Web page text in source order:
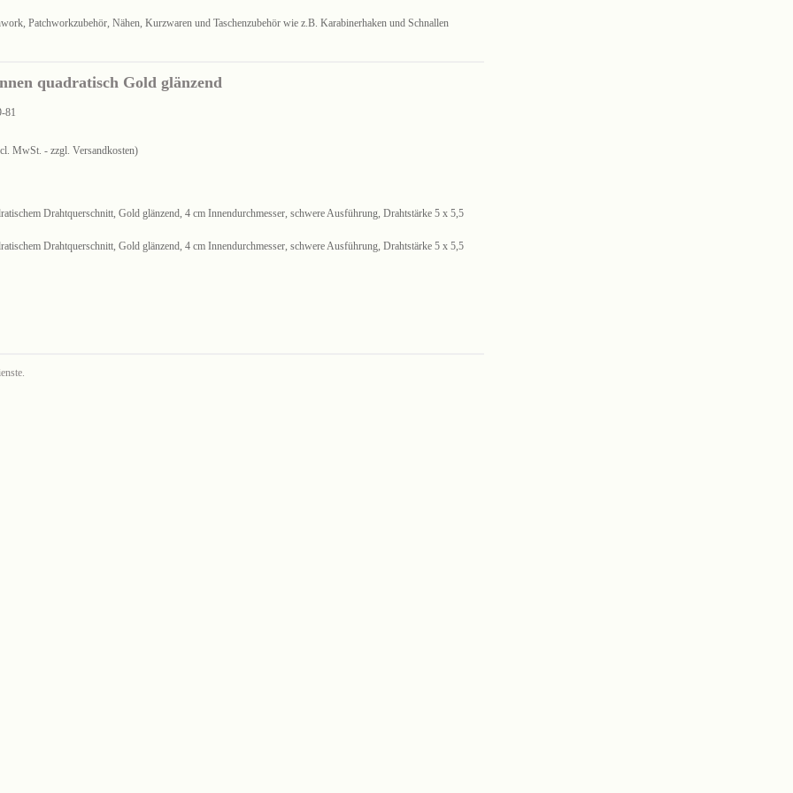
Patchworkzubehör, Nähen, Kurzwaren und Taschenzubehör wie z.B. Karabinerhaken und Schnallen
quadratisch Gold glänzend
81
MwSt. - zzgl. Versandkosten)
Drahtquerschnitt, Gold glänzend, 4 cm Innendurchmesser, schwere Ausführung, Drahtstärke 5 x 5,5
Drahtquerschnitt, Gold glänzend, 4 cm Innendurchmesser, schwere Ausführung, Drahtstärke 5 x 5,5